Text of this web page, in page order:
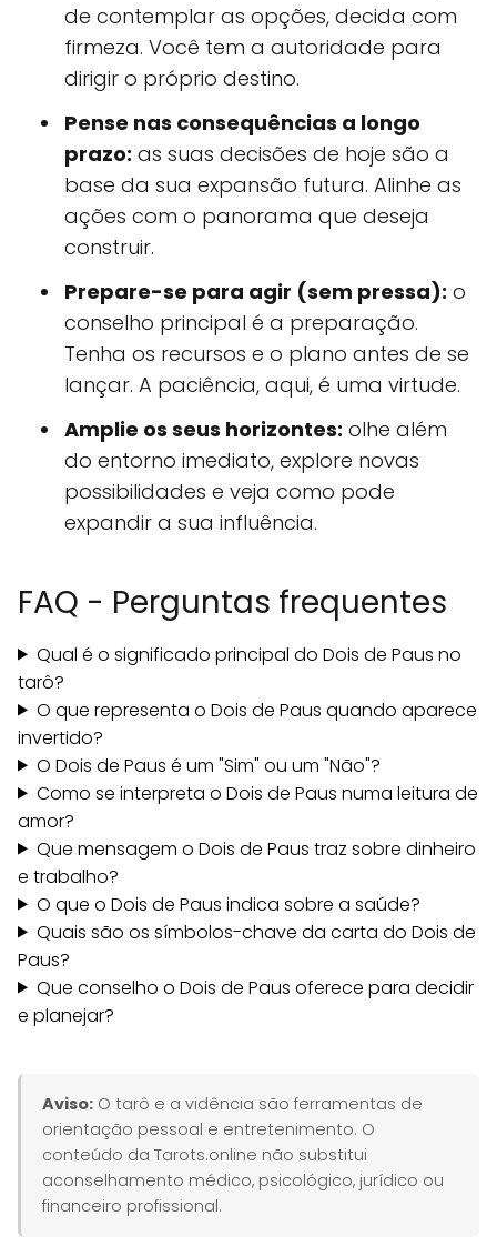
de contemplar as opções, decida com
firmeza. Você tem a autoridade para
dirigir o próprio destino.
Pense nas consequências a longo
prazo: as suas decisões de hoje são a
base da sua expansão futura. Alinhe as
ações com o panorama que deseja
construir.
Prepare-se para agir (sem pressa): o
conselho principal é a preparação.
Tenha os recursos e o plano antes de se
lançar. A paciência, aqui, é uma virtude.
Amplie os seus horizontes: olhe além
do entorno imediato, explore novas
possibilidades e veja como pode
expandir a sua influência.
FAQ - Perguntas frequentes
Qual é o significado principal do Dois de Paus no
tarô?
O que representa o Dois de Paus quando aparece
invertido?
O Dois de Paus é um "Sim" ou um "Não"?
Como se interpreta o Dois de Paus numa leitura de
amor?
Que mensagem o Dois de Paus traz sobre dinheiro
e trabalho?
O que o Dois de Paus indica sobre a saúde?
Quais são os símbolos-chave da carta do Dois de
Paus?
Que conselho o Dois de Paus oferece para decidir
e planejar?
Aviso: O tarô e a vidência são ferramentas de
orientação pessoal e entretenimento. O
conteúdo da Tarots.online não substitui
aconselhamento médico, psicológico, jurídico ou
financeiro profissional.